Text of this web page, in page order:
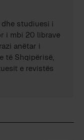
studiuesi i
i mbi 20 librave
anëtar i
të Shqipërisë,
e revistës